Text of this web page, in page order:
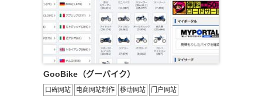
GooBike（グーバイク）
口碑网站 电商网站制作 移动网站 门户网站